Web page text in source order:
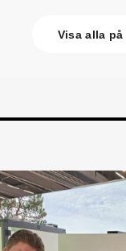
affärschef
roll på
Mathias
Systemair
kommer från
han var
Visa alla